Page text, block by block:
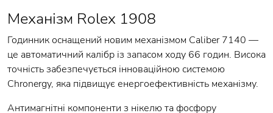
Механізм Rolex 1908
Годинник оснащений новим механізмом Caliber 7140 —
це автоматичний калібр із запасом ходу 66 годин. Висока
точність забезпечується інноваційною системою
Chronergy, яка підвищує енергоефективність механізму.
Антимагнітні компоненти з нікелю та фосфору